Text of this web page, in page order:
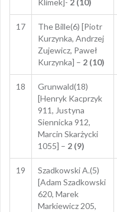
Klimek]- 2 (10)
17
The Bille(6) [Piotr
Kurzynka, Andrzej
Zujewicz, Paweł
Kurzynka] – 2 (10)
18
Grunwald(18)
[Henryk Kacprzyk
911, Justyna
Siennicka 912,
Marcin Skarżycki
1055] – 2 (9)
19
Szadkowski A.(5)
[Adam Szadkowski
620, Marek
Markiewicz 205,